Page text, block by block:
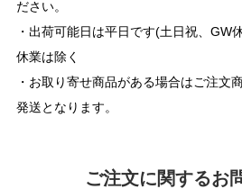
ださい。
・出荷可能日は平日です(土日祝、GW
休業は除く
・お取り寄せ商品がある場合はご注文
発送となります。
ご注文に関するお